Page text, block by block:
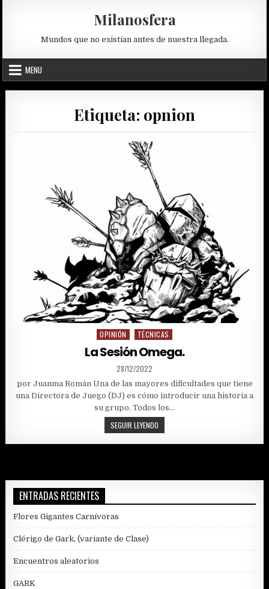
Milanosfera
Mundos que no existían antes de nuestra llegada.
MENU
Etiqueta: opnion
Posted
in
OPINIÓN TÉCNICAS
La Sesión Omega.
PUBLISHED
DATE:
28/12/2022
por Juanma Román Una de las mayores dificultades que tiene
una Directora de Juego (DJ) es cómo introducir una historia a
su grupo. Todos los…
SEGUIR LEYENDO
SESIÓN
OMEGA.
ENTRADAS RECIENTES
Flores Gigantes Carnívoras
Clérigo de Gark, (variante de Clase)
Encuentros aleatorios
GARK